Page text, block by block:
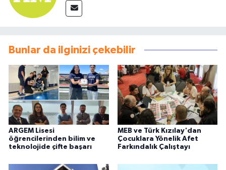
Bunlar da ilginizi çekebilir
ARGEM Lisesi
öğrencilerinden bilim ve
teknolojide çifte başarı
MEB ve Türk Kızılay'dan
Çocuklara Yönelik Afet
Farkındalık Çalıştayı